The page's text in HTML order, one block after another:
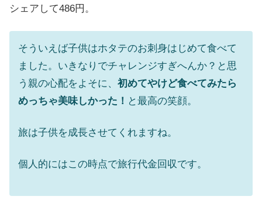
シェアして486円。
そういえば子供はホタテのお刺身はじめて食べて
ました。いきなりでチャレンジすぎへんか？と思
う親の心配をよそに、 初めてやけど食べてみたら
めっちゃ美味しかった！ と最高の笑顔。
旅は子供を成長させてくれますね。
個人的にはこの時点で旅行代金回収です。